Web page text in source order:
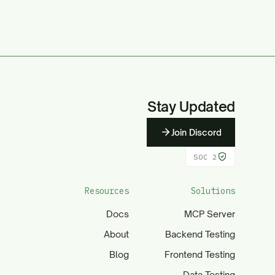
Stay Updated
Join Discord
SOC 2
Solutions
MCP Server
Backend Testing
Frontend Testing
Resources
Docs
About
Blog